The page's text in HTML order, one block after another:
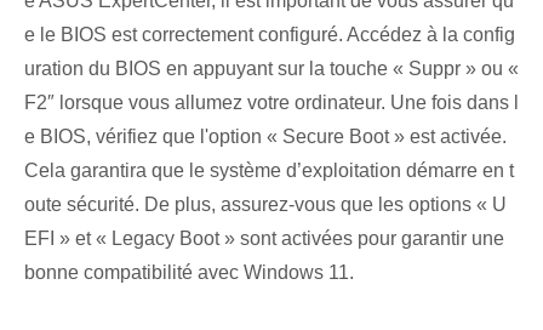
e le BIOS est correctement configuré. Accédez à la config
uration du BIOS en appuyant sur la touche « Suppr »⁣ ou «
F2″‍ lorsque vous allumez votre ordinateur. Une fois dans l
e BIOS, vérifiez que l'option « Secure⁤ Boot » est activée.
Cela garantira que le système d’exploitation démarre en t
oute sécurité. De plus, assurez-vous que les options « U
EFI » et « Legacy Boot » sont activées pour garantir une
bonne compatibilité avec Windows 11.